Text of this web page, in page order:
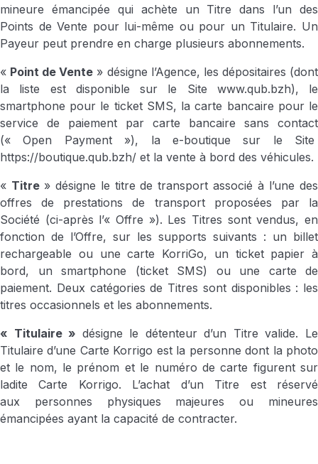
mineure émancipée qui achète un Titre dans l’un des
Points de Vente pour lui-même ou pour un Titulaire. Un
Payeur peut prendre en charge plusieurs abonnements.
« Point de Vente » désigne l’Agence, les dépositaires (dont
la liste est disponible sur le Site www.qub.bzh), le
smartphone pour le ticket SMS, la carte bancaire pour le
service de paiement par carte bancaire sans contact
(« Open Payment »), la e-boutique sur le Site
https://boutique.qub.bzh/ et la vente à bord des véhicules.
« Titre » désigne le titre de transport associé à l’une des
offres de prestations de transport proposées par la
Société (ci-après l’« Offre »). Les Titres sont vendus, en
fonction de l’Offre, sur les supports suivants : un billet
rechargeable ou une carte KorriGo, un ticket papier à
bord, un smartphone (ticket SMS) ou une carte de
paiement. Deux catégories de Titres sont disponibles : les
titres occasionnels et les abonnements.
« Titulaire » désigne le détenteur d’un Titre valide. Le
Titulaire d’une Carte Korrigo est la personne dont la photo
et le nom, le prénom et le numéro de carte figurent sur
ladite Carte Korrigo. L’achat d’un Titre est réservé
aux personnes physiques majeures ou mineures
émancipées ayant la capacité de contracter.